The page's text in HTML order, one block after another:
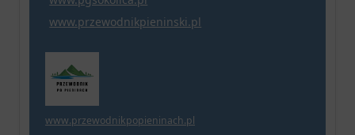
www.przewodnikpieninski.pl
www.przewodnikpopieninach.pl